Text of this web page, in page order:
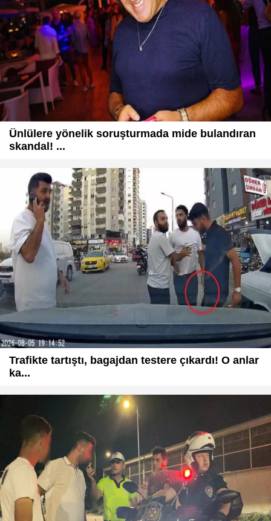
Ünlülere yönelik soruşturmada mide bulandıran
skandal! ...
Trafikte tartıştı, bagajdan testere çıkardı! O anlar
ka...